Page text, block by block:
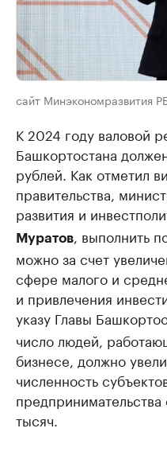
сайт Минэкономразвития
К 2024 году валовой
Башкортостана
рублей. Как отметил
правительства,
развития и
Муратов, выполнить
можно за счет
сфере малого и
и привлечения
указу Главы
число людей,
бизнесе, должно
численность
тысяч.